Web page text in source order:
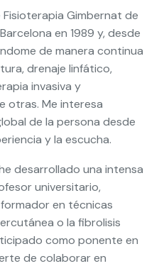
Fisioterapia Gimbernat de
en 1989 y, desde
de manera continua
drenaje linfático,
invasiva y
otras. Me interesa
de la persona desde
y la escucha.
desarrollado una intensa
universitario,
en técnicas
o la fibrolisis
como ponente en
de colaborar en